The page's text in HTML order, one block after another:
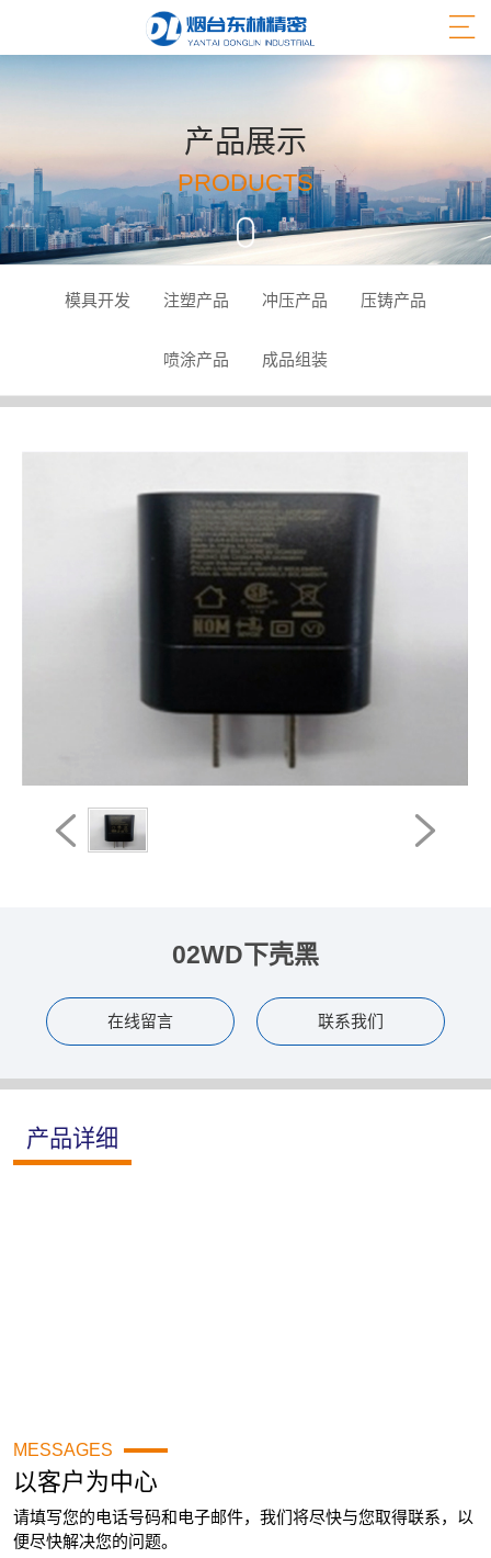
产品展示
PRODUCTS
模具开发 注塑产品 冲压产品 压铸产品
喷涂产品 成品组装
02WD下壳黑
在线留言 联系我们
产品详细
MESSAGES
以客户为中心
请填写您的电话号码和电子邮件，我们将尽快与您取得联系，以
便尽快解决您的问题。